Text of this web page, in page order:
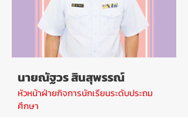
นายณัฐวร สินสุพรรณ์
หัวหน้าฝ่ายกิจการนักเรียนระดับประถม
ศึกษา